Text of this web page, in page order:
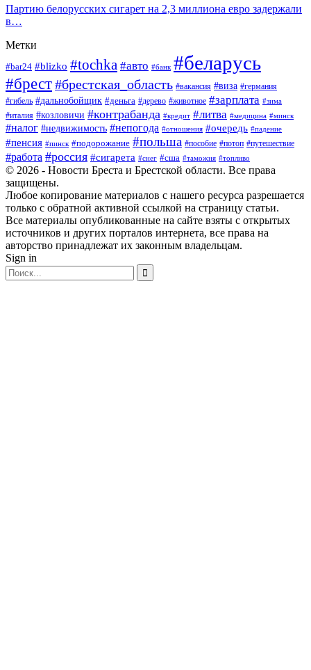
Партию белорусских сигарет на 2,3 миллиона евро задержали
в…
Метки
#bar24 #blizko #tochka #авто #банк #беларусь
#брест#брестская_область #вакансия #виза #германия
#гибель #дальнобойщик #деньга #дерево #животное #зарплата #зима
#италия #козловичи #контрабанда #кредит #литва #медицина #минск
#налог #недвижимость #непогода #отношения #очередь #падение
#пенсия #пинск #подорожание #польша #пособие #потоп #путешествие
#работа #россия #сигарета #снег #сша #таможня #топливо
© 2026 - Новости Бреста и Брестской области. Все права
защищены.
Любое копирование материалов с нашего ресурса разрешается
только с обратной активной ссылкой на страницу статьи.
Все материалы опубликованные на сайте взяты с открытых
источников и других порталов интернета, все права на
авторство принадлежат их законным владельцам.
Sign in